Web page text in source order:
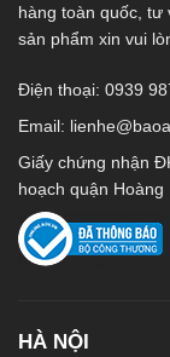
hàng toàn quốc, tư
sản phẩm xin vui
Điện thoại: 0939
Email:
Giấy chứng nhận
hoạch quận Hoàng
HÀ NỘI